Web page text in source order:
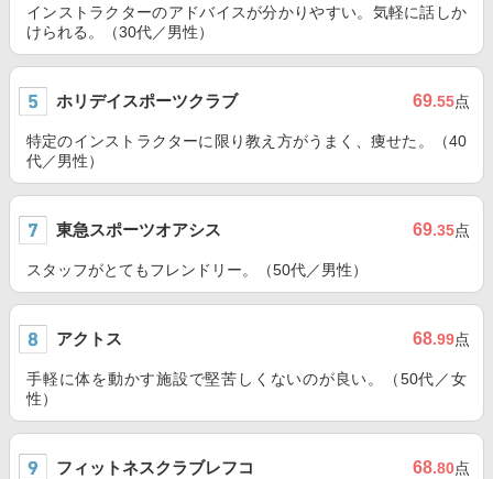
インストラクターのアドバイスが分かりやすい。気軽に話しか
けられる。（30代／男性）
ホリデイスポーツクラブ 69.55点
特定のインストラクターに限り教え方がうまく、痩せた。（40
代／男性）
東急スポーツオアシス 69.35点
スタッフがとてもフレンドリー。（50代／男性）
アクトス 68.99点
手軽に体を動かす施設で堅苦しくないのが良い。（50代／女
性）
フィットネスクラブレフコ 68.80点